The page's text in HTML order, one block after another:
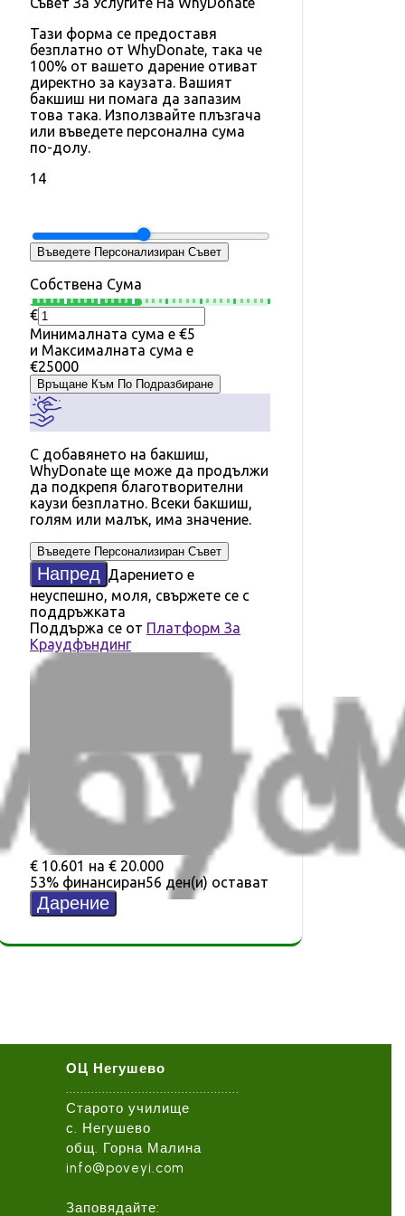
ОЦ Негушево
................................................
Старото училище
с. Негушево
общ. Горна Малина
info@poveyi.com
Заповядайте: